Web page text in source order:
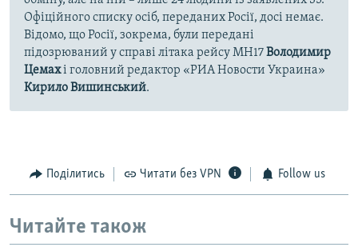
Офіційного списку осіб, переданих Росії, досі немає.
Відомо, що Росії, зокрема, були передані
підозрюваний у справі літака рейсу MH17Володимир
Цемахі головний редактор «РИА Новости Украина»
Кирило Вишинський.
Поділитись Читати без VPN Follow us
Читайте також